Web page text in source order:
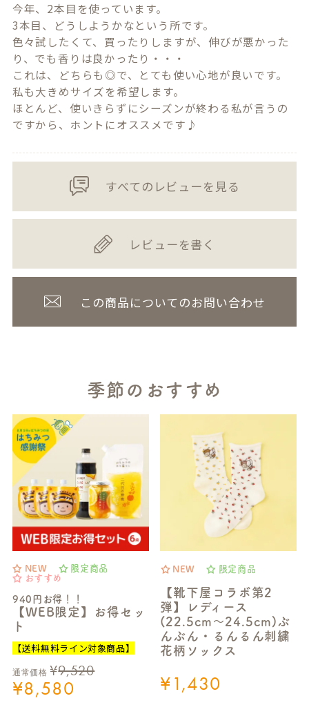
今年、2本目を使っています。
3本目、どうしようかなという所です。
色々試したくて、買ったりしますが、伸びが悪かった
り、でも香りは良かったり・・・
これは、どちらも◎で、とても使い心地が良いです。
私も大きめサイズを希望します。
ほとんど、使いきらずにシーズンが終わる私が言うの
ですから、ホントにオススメです♪
すべてのレビューを見る
レビューを書く
この商品についてのお問い合わせ
季節のおすすめ
NEW
限定商品
おすすめ
940円お得！！
【WEB限定】お得セッ
ト
【送料無料ライン対象商品】
通常価格 ¥9,520
¥8,580
NEW 限定商品
【靴下屋コラボ第2
弾】レディース
(22.5cm～24.5cm)ぶ
んぶん・るんるん刺繍
花柄ソックス
¥1,430